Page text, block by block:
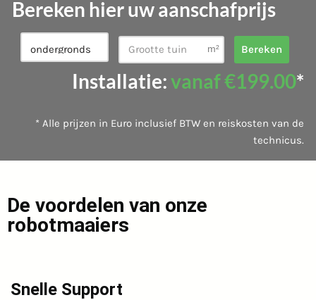
Bereken hier uw aanschafprijs
Bereken
Installatie:vanaf €199.00*
* Alle prijzen in Euro inclusief BTW en reiskosten van de
technicus.
De voordelen van onze
robotmaaiers
Snelle Support